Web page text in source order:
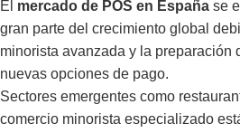
El mercado de POS en España se
gran parte del crecimiento global
minorista avanzada y la preparación
nuevas opciones de pago.
Sectores emergentes como
comercio minorista especializado